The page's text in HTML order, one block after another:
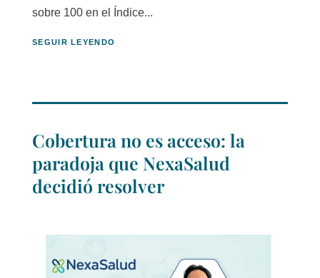
sobre 100 en el Índice...
SEGUIR LEYENDO
Cobertura no es acceso: la
paradoja que NexaSalud
decidió resolver